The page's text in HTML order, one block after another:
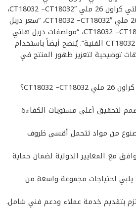
–CT18032″، “دريل دريل هلتي كراون 26 ملي CT18032 –CT18032″،
“أفضل دريل هلتي كراون 26 ملي CT18032 –CT18032″، “سعر دريل
هلتي كراون 26 ملي CT18032 –CT18032″، “مواصفات دريل هلتي
كراون 26 ملي CT18032 –CT18032 الفنية”. يُنصح أيضاً باستخدام
توضيحية لتعزيز ظهور المنتج في
## لماذا تختار دريل هلتي كراون 26 ملي CT18032 –CT18032؟
لتحقيق أعلى مستويات الكفاءة
من مواد تتحمل أقسى ظروف
مع المعايير الدولية لضمان حماية
احتياجات مجموعة واسعة من
بتقديم خدمة عملاء ودعم فني شامل.